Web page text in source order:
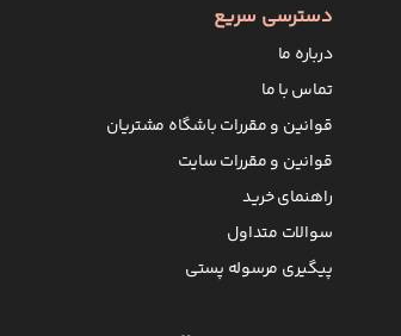
دسترسی سریع
درباره ما
تماس با ما
قوانین و مقررات باشگاه مشتریان
قوانین و مقررات سایت
راهنمای خرید
سوالات متداول
پیگیری مرسوله پستی